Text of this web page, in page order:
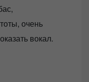
очень
вокал.